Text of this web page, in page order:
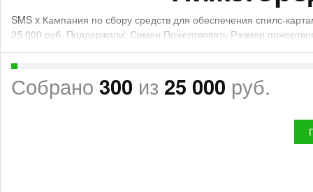
SMS x Кампания по сбору средств для обеспечения спилс-
25 000 руб. Поддержали: Семен Пожертвовать Размер
Собрано 300 из 25 000 руб.